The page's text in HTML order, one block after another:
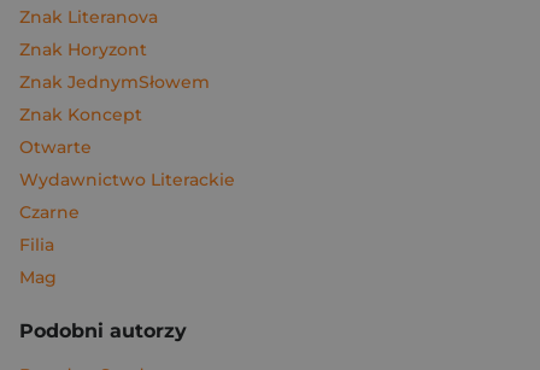
Znak Literanova
Znak Horyzont
Znak JednymSłowem
Znak Koncept
Otwarte
Wydawnictwo Literackie
Czarne
Filia
Mag
Podobni autorzy